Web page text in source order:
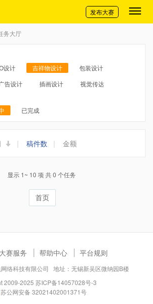
切换导航
发布大赛
务大厅
设计 吉祥物设计
包装设计
告设计 插画设计 视觉传达
已完成
| 稿件数 | 金额
显示 1~ 10 项 共 0 个任务
首页
大赛服务 帮助中心 平台规则
络科技有限公司 地址：无锡新吴区微纳园B楼
2009-2025 苏ICP备14057028号-3
苏公网安备 32021402001371号